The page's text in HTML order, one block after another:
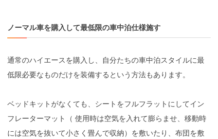
ノーマル車を購入して最低限の車中泊仕様施す
通常のハイエースを購入し、自分たちの車中泊スタイルに最
低限必要なものだけを装備するという方法もあります。
ベッドキットがなくても、シートをフルフラットにしてイン
フレーターマット（ 使用時は空気を入れて膨らませ、移動時
には空気を抜いて小さく畳んで収納）を敷いたり、布団を敷